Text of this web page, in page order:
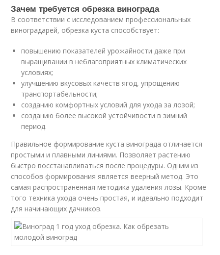
Зачем требуется обрезка винограда
В соответствии с исследованием профессиональных
виноградарей, обрезка куста способствует:
повышению показателей урожайности даже при
выращивании в неблагоприятных климатических
условиях;
улучшению вкусовых качеств ягод, упрощению
транспортабельности;
созданию комфортных условий для ухода за лозой;
созданию более высокой устойчивости в зимний
период.
Правильное формирование куста винограда отличается
простыми и плавными линиями. Позволяет растению
быстро восстанавливаться после процедуры. Одним из
способов формирования является веерный метод. Это
самая распространенная методика удаления лозы. Кроме
того техника ухода очень простая, и идеально подходит
для начинающих дачников.